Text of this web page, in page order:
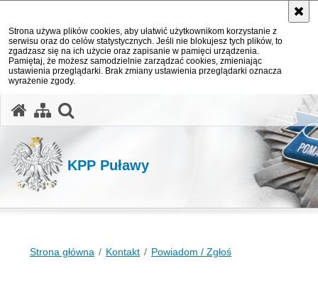
Strona używa plików cookies, aby ułatwić użytkownikom korzystanie z
serwisu oraz do celów statystycznych. Jeśli nie blokujesz tych plików, to
zgadzasz się na ich użycie oraz zapisanie w pamięci urządzenia.
Pamiętaj, że możesz samodzielnie zarządzać cookies, zmieniając
ustawienia przeglądarki. Brak zmiany ustawienia przeglądarki oznacza
wyrażenie zgody.
KPP Puławy
Strona główna Kontakt Powiadom / Zgłoś